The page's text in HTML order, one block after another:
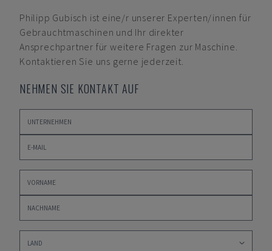
Philipp Gubisch ist eine/r unserer Experten/innen für
Gebrauchtmaschinen und Ihr direkter
Ansprechpartner für weitere Fragen zur Maschine.
Kontaktieren Sie uns gerne jederzeit.
NEHMEN SIE KONTAKT AUF